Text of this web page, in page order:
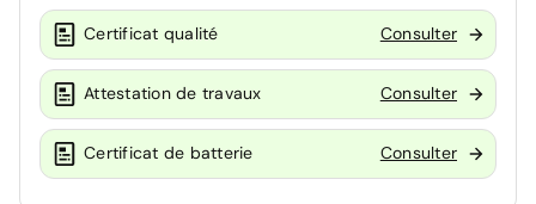
Certificat qualité Consulter
Attestation de travaux Consulter
Certificat de batterie Consulter